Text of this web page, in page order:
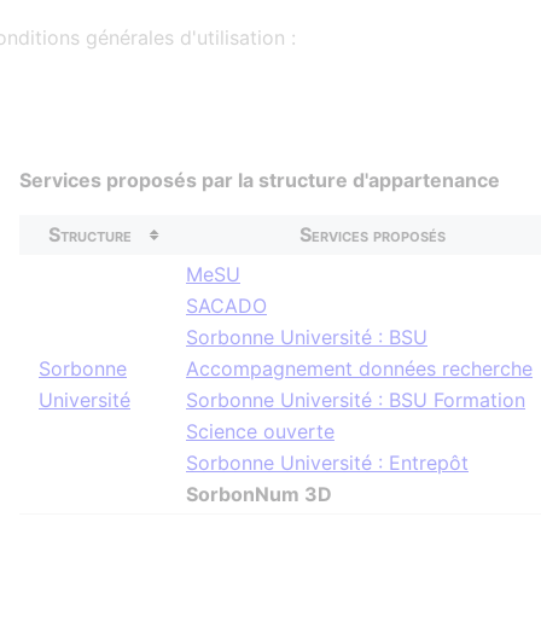
générales d'utilisation :
Services proposés par la structure d'appartenance
Structure Services proposés
Sorbonne
Université
MeSU
SACADO
Sorbonne Université : BSU
Accompagnement données recherche
Sorbonne Université : BSU Formation
Science ouverte
Sorbonne Université : Entrepôt
SorbonNum 3D